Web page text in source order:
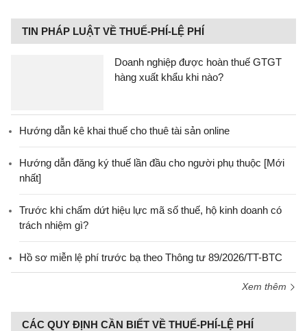
TIN PHÁP LUẬT VỀ THUẾ-PHÍ-LỆ PHÍ
Doanh nghiệp được hoàn thuế GTGT
hàng xuất khẩu khi nào?
Hướng dẫn kê khai thuế cho thuê tài sản online
Hướng dẫn đăng ký thuế lần đầu cho người phụ thuộc [Mới
nhất]
Trước khi chấm dứt hiệu lực mã số thuế, hộ kinh doanh có
trách nhiệm gì?
Hồ sơ miễn lệ phí trước bạ theo Thông tư 89/2026/TT-BTC
Xem thêm
CÁC QUY ĐỊNH CẦN BIẾT VỀ THUẾ-PHÍ-LỆ PHÍ